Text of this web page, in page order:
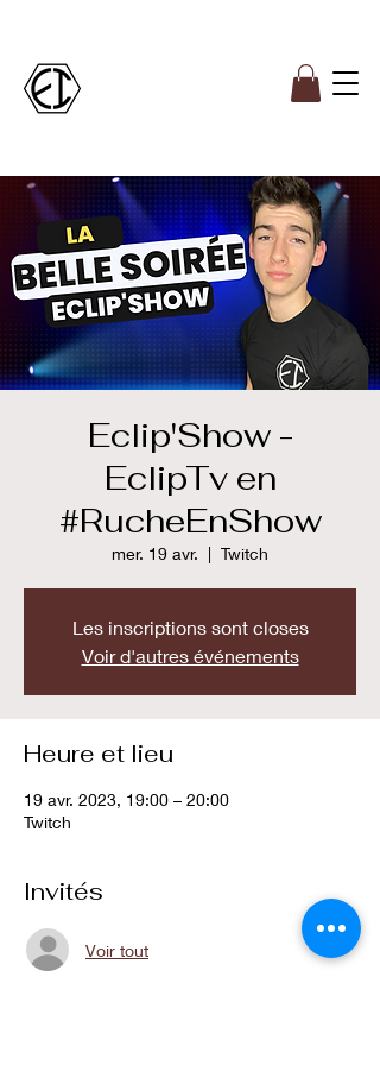
Eclip'Show -
EclipTv en
#RucheEnShow
mer. 19 avr.
  |
Twitch
Les inscriptions sont closes
Voir d'autres événements
Heure et lieu
19 avr. 2023, 19:00 – 20:00
Twitch
Invités
Voir tout